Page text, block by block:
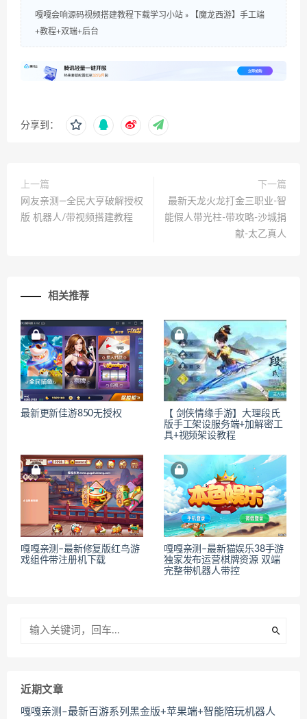
嘎嘎会响源码视频搭建教程下载学习小站 »
【魔龙西游】手工端
+教程+双端+后台
分享到：
上一篇
网友亲测—全民大亨破解授权
版 机器人/带视频搭建教程
下一篇
最新天龙火龙打金三职业-智
能假人带光柱-带攻略-沙城捐
献-太乙真人
相关推荐
最新更新佳游850无授权
【 剑侠情缘手游】大理段氏
版手工架设服务端+加解密工
具+视频架设教程
嘎嘎亲测–最新修复版红鸟游
戏组件带注册机下载
嘎嘎亲测–最新猫娱乐38手游
独家发布运营棋牌资源 双端
完整带机器人带控
近期文章
嘎嘎亲测–最新百游系列黑金版+苹果端+智能陪玩机器人